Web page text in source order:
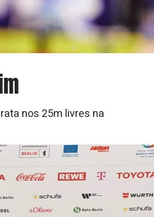
nos 25m livres na